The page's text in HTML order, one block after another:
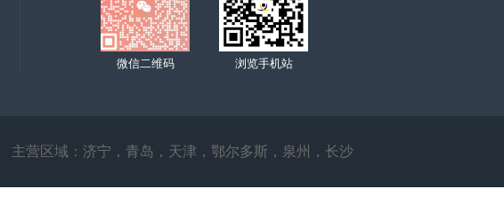
微信二维码 浏览手机站
主营区域： 济宁 ， 青岛 ， 天津 ， 鄂尔多斯， 泉州 ， 长沙